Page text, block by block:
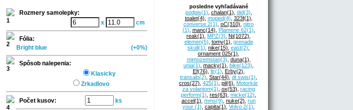
Rozmery samolepky:
x
cm
Fólia:
Bright blue
(+0%)
Spôsob nalepenia:
Klasicky
Zrkadlovo
Počet kusov: ks
posledne vyhľadávané
podpis(1) chalan(1) did(3)
toalet(4) moped(4) 323f(1)
converse 2(1) oC(310) nitro
(1) manc(14) Plamene 62(1)
reak(1) MPZ(3) Ni(1072)
elemen(5) tomy(1) grenade
skull(1) nike(15) east(2)
ornament 025(1)
mimozemstan(3) duna(1)
unia(1) macky(1) bike(123)
Ef(76) ltr(1) Erby(2)
transalp(2) Star(44) dt swis(1)
cros(27) 425(1) pil(6)
Motorkár
za volantom(1) ox(53) racing
perform(1) res(63) micke(12)
accel(1) mms(9) nuke(2) run
your (1) capita(1) Volvo 2(1)